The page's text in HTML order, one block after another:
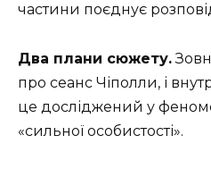
частини поєднує
Два плани сюжету.
про сеанс Чіполли, і
це досліджений у
«сильної особистості».